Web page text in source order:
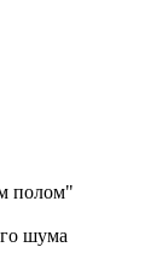
полом"
шума